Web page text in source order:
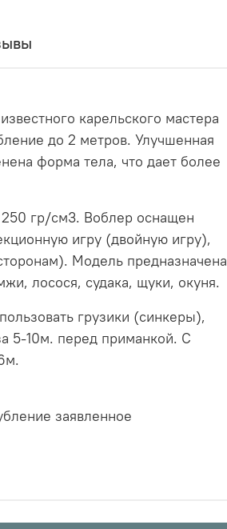
карельского мастера
до 2 метров. Улучшенная
форма тела, что дает более
гр/см3. Воблер оснащен
игру (двойную игру),
Модель предназначена
лосося, судака, щуки, окуня.
грузики (синкеры),
5-10м. перед приманкой. С
заявленное